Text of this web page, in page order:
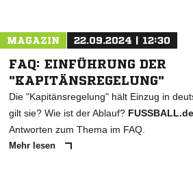
MAGAZIN 22.09.2024 | 12:30
FAQ: EINFÜHRUNG DER
"KAPITÄNSREGELUNG"
Die "Kapitänsregelung" hält Einzug in
gilt sie? Wie ist der Ablauf? FUSSBALL.de
Antworten zum Thema im FAQ.
Mehr lesen